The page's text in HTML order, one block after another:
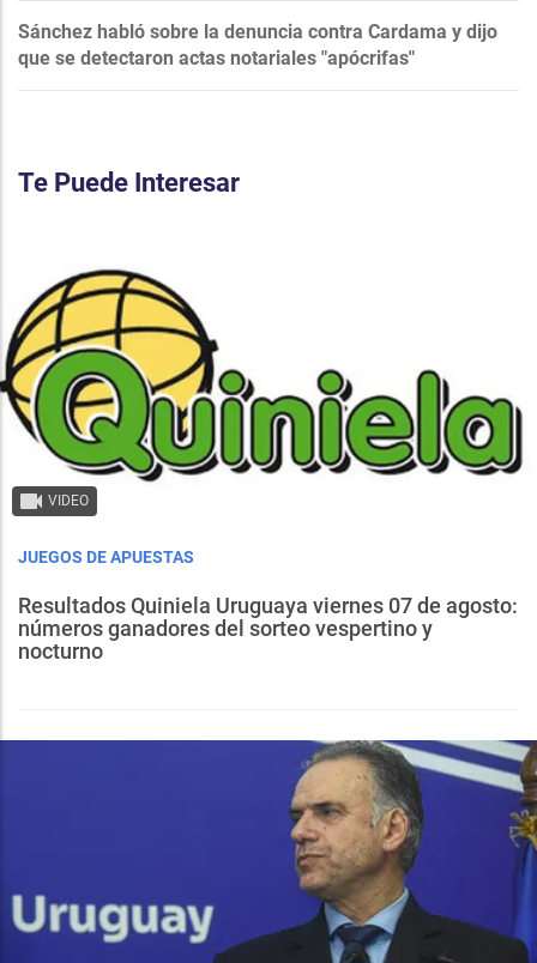
Sánchez habló sobre la denuncia contra Cardama y dijo
que se detectaron actas notariales "apócrifas"
Te Puede Interesar
VIDEO
JUEGOS DE APUESTAS
Resultados Quiniela Uruguaya viernes 07 de agosto:
números ganadores del sorteo vespertino y
nocturno